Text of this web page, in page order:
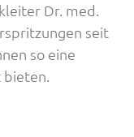
Dr. med.
seit
so eine
bieten.